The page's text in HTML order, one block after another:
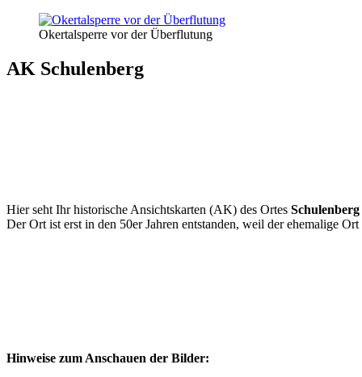
Okertalsperre vor der Überflutung
AK Schulenberg
Hier seht Ihr historische Ansichtskarten (AK) des Ortes Schulenberg
Der Ort ist erst in den 50er Jahren entstanden, weil der ehemalige
Hinweise zum Anschauen der Bilder: